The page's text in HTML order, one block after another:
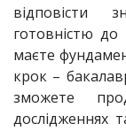
відповісти
готовністю
маєте
крок –
зможете
дослідженнях